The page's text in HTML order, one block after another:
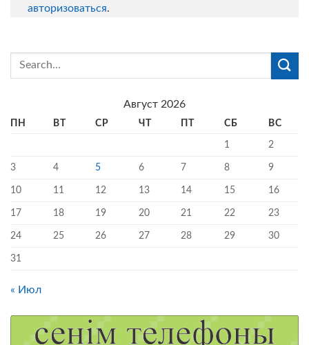
авторизоваться.
Август 2026
ПН ВТ СР ЧТ ПТ СБ ВС
1 2
3 4 5 6 7 8 9
10 11 12 13 14 15 16
17 18 19 20 21 22 23
24 25 26 27 28 29 30
31
« Июл